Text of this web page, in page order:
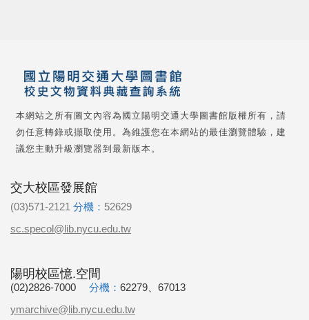
本網站之所有圖文內容為國立陽明交通大學圖書館版權所有，請
勿任意轉錄或擷取使用。為維護您在本網站的最佳瀏覽體驗，建
議您主動升級瀏覽器到最新版本。
交大校區發展館
(03)571-2121 分機： 52629
sc.specol@lib.nycu.edu.tw
陽明校區憶.空間
(02)2826-7000 分機： 62279、67013
ymarchive@lib.nycu.edu.tw